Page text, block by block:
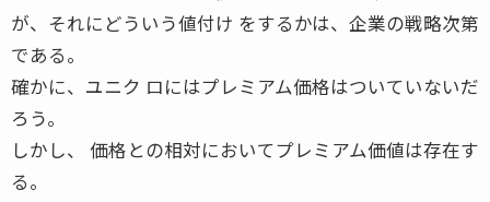
が、それにどういう値付け をするかは、企業の戦略次第
である。
確かに、ユニク ロにはプレミアム価格はついていないだ
ろう。
しかし、 価格との相対においてプレミアム価値は存在す
る。